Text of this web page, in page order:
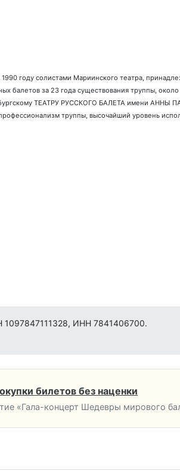
году солистами Мариинского театра,
балетов за 23 года существования труппы,
ТЕАТРУ РУССКОГО БАЛЕТА имени АННЫ
труппы, высочайший уровень
1097847111328, ИНН 7841406700.
билетов без наценки
«Гала-концерт Шедевры мирового